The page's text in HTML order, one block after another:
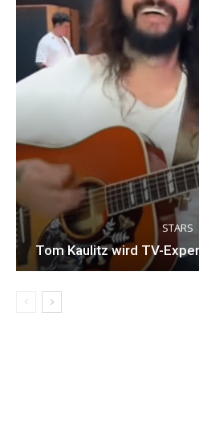
STARS
Tom Kaulitz wird TV-